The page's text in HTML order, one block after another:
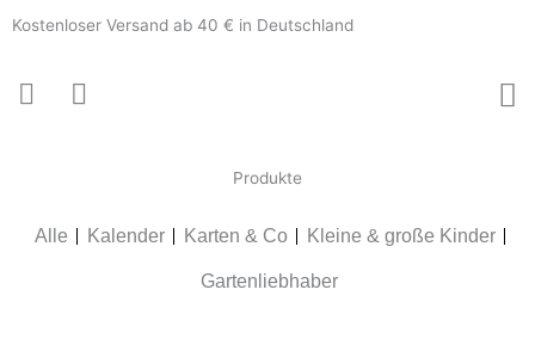
Kostenloser Versand ab 40 € in Deutschland
Produkte
Alle Kalender Karten & Co Kleine & große Kinder
Gartenliebhaber